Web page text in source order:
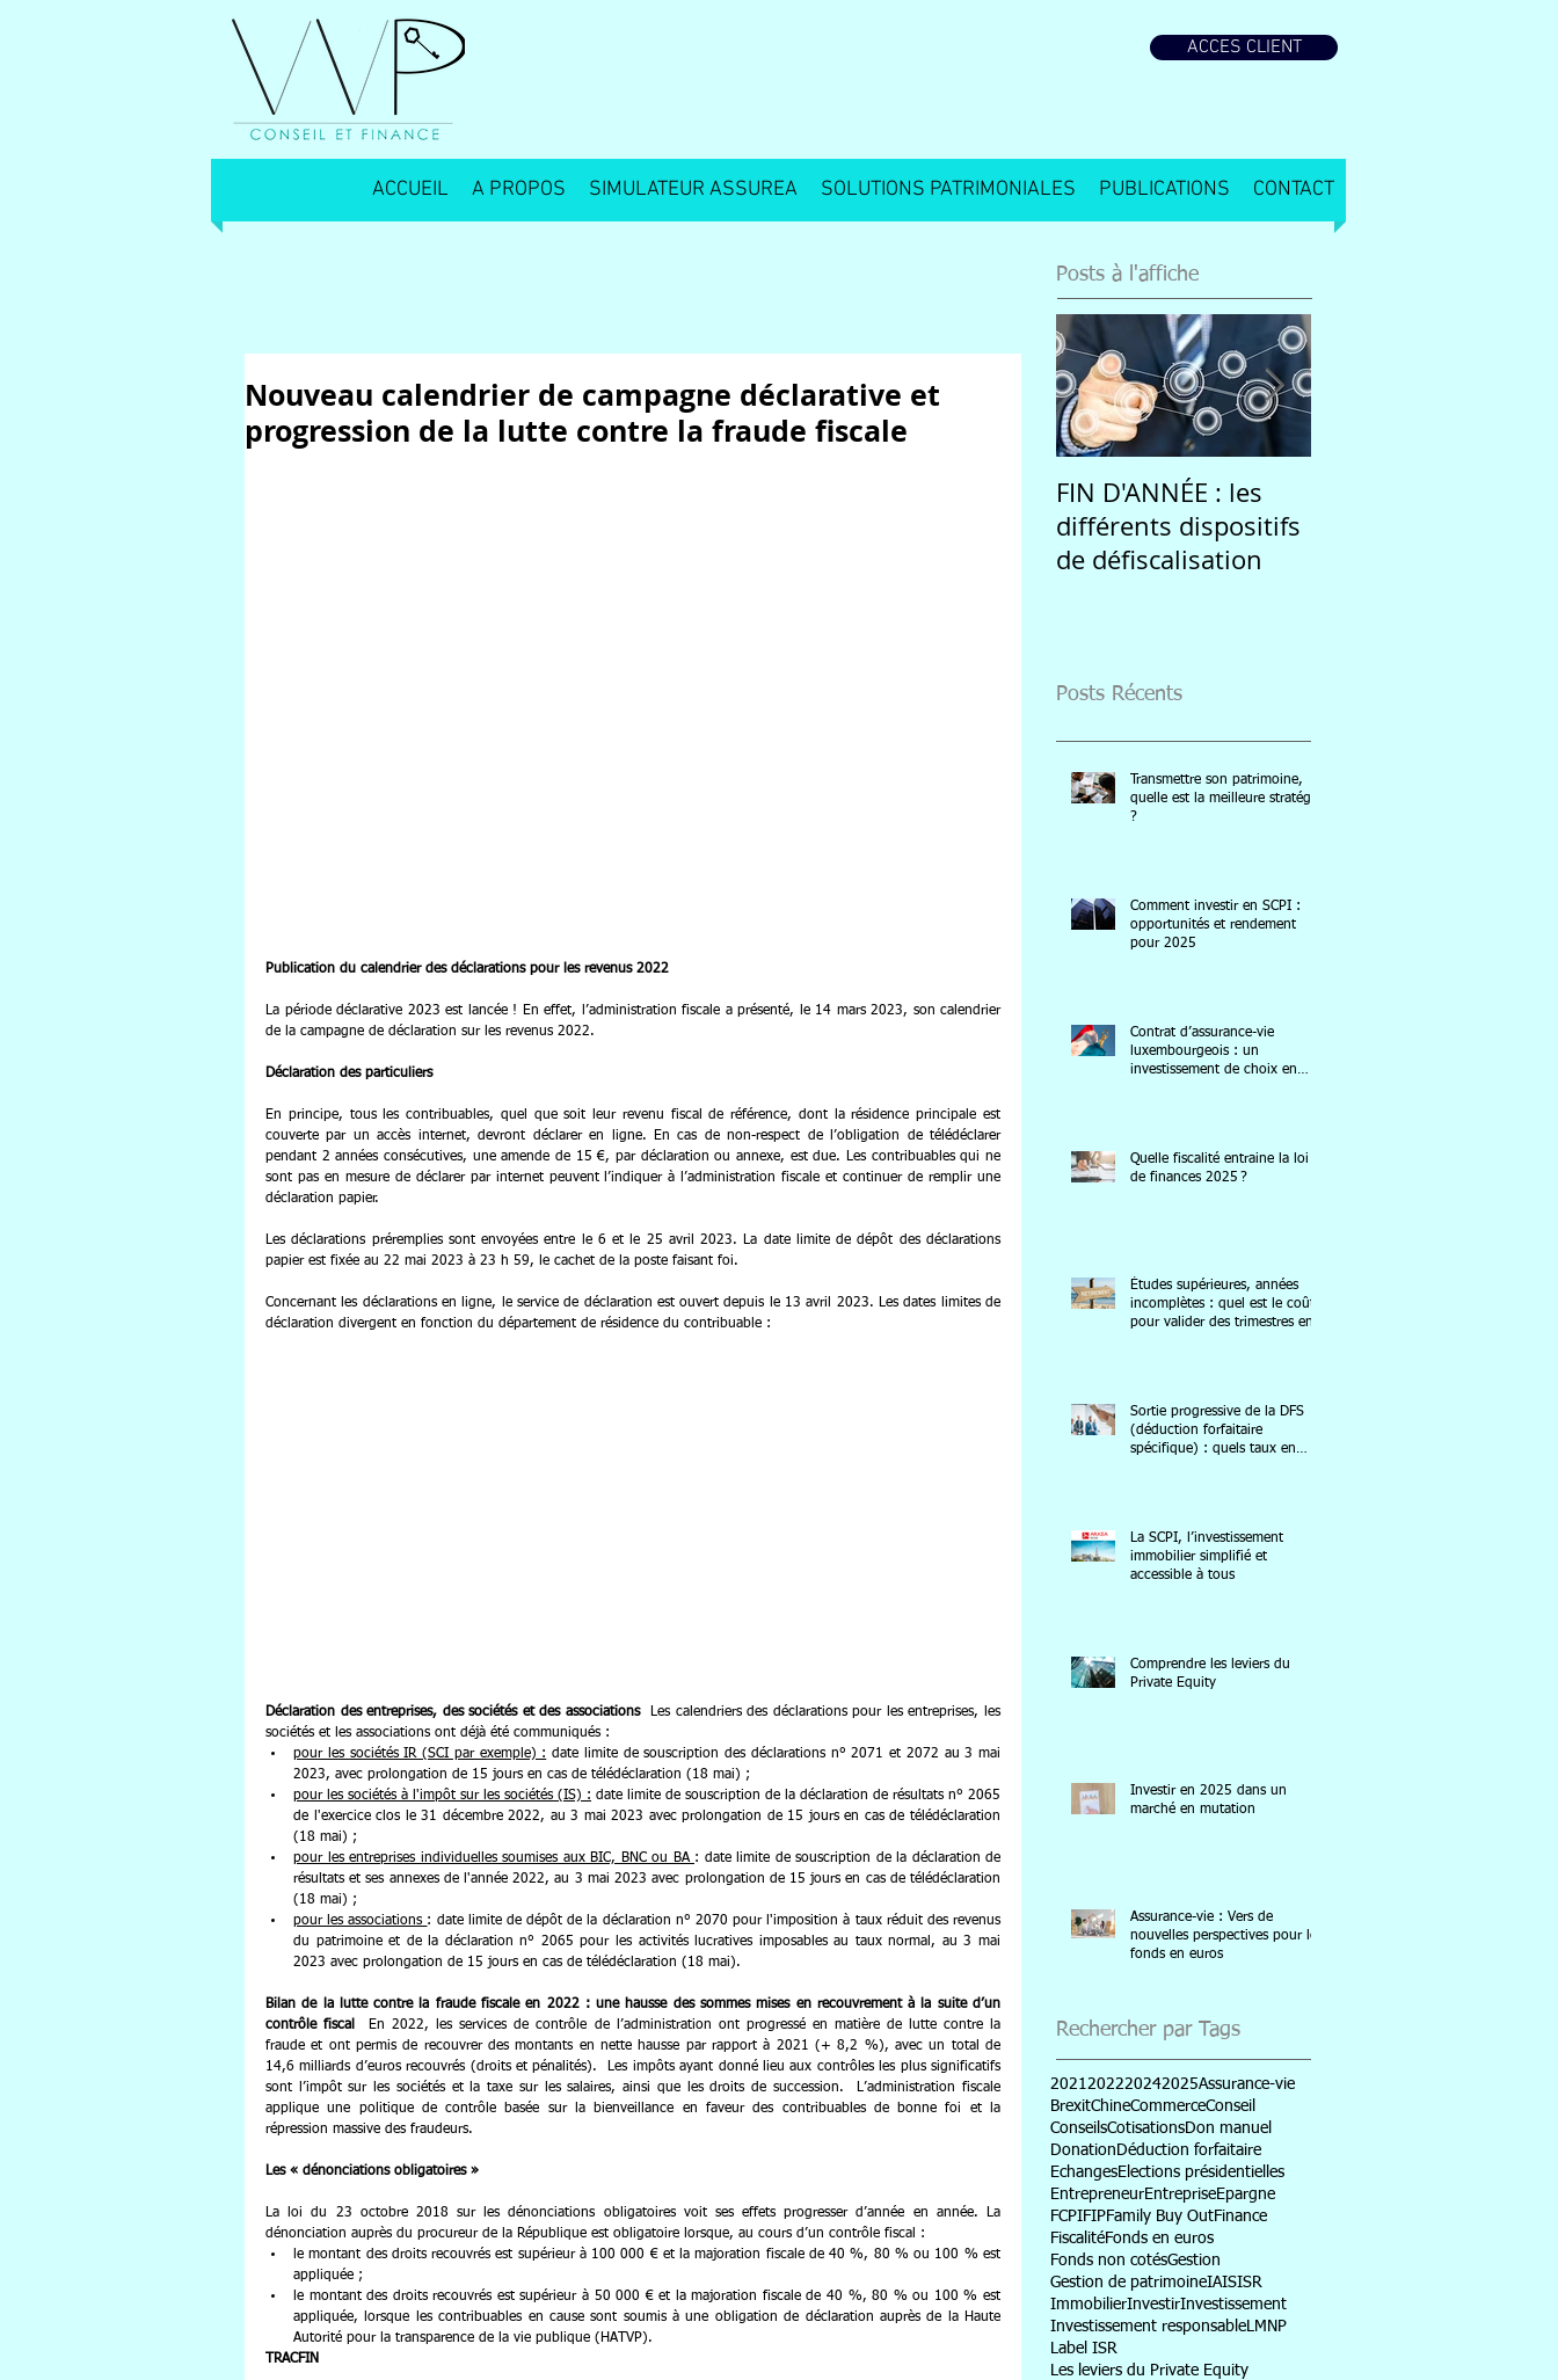
ACCES CLIENT
ACCUEIL A PROPOS SIMULATEUR ASSUREA SOLUTIONS PATRIMONIALES PUBLICATIONS CONTACT
Posts à l'affiche
Nouveau calendrier de campagne déclarative et
progression de la lutte contre la fraude fiscale
Publication du calendrier des déclarations pour les revenus 2022
La période déclarative 2023 est lancée ! En effet, l’administration fiscale a présenté, le 14 mars 2023, son calendrier
de la campagne de déclaration sur les revenus 2022.
Déclaration des particuliers
En principe, tous les contribuables, quel que soit leur revenu fiscal de référence, dont la résidence principale est
couverte par un accès internet, devront déclarer en ligne. En cas de non-respect de l’obligation de télédéclarer
pendant 2 années consécutives, une amende de 15 €, par déclaration ou annexe, est due. Les contribuables qui ne
sont pas en mesure de déclarer par internet peuvent l’indiquer à l’administration fiscale et continuer de remplir une
déclaration papier.
Les déclarations préremplies sont envoyées entre le 6 et le 25 avril 2023. La date limite de dépôt des déclarations
papier est fixée au 22 mai 2023 à 23 h 59, le cachet de la poste faisant foi.
Concernant les déclarations en ligne, le service de déclaration est ouvert depuis le 13 avril 2023. Les dates limites de
déclaration divergent en fonction du département de résidence du contribuable :
Déclaration des entreprises, des sociétés et des associations
  Les calendriers des déclarations pour les entreprises, les
sociétés et les associations ont déjà été communiqués :
pour les sociétés IR (SCI par exemple) : date limite de souscription des déclarations n° 2071 et 2072 au 3 mai
2023, avec prolongation de 15 jours en cas de télédéclaration (18 mai) ;
pour les sociétés à l'impôt sur les sociétés (IS) : date limite de souscription de la déclaration de résultats n° 2065
de l'exercice clos le 31 décembre 2022, au 3 mai 2023 avec prolongation de 15 jours en cas de télédéclaration
(18 mai) ;
pour les entreprises individuelles soumises aux BIC, BNC ou BA : date limite de souscription de la déclaration de
résultats et ses annexes de l'année 2022, au 3 mai 2023 avec prolongation de 15 jours en cas de télédéclaration
(18 mai) ;
pour les associations : date limite de dépôt de la déclaration n° 2070 pour l'imposition à taux réduit des revenus
du patrimoine et de la déclaration n° 2065 pour les activités lucratives imposables au taux normal, au 3 mai
2023 avec prolongation de 15 jours en cas de télédéclaration (18 mai).
Bilan de la lutte contre la fraude fiscale en 2022 : une hausse des sommes mises en recouvrement à la suite d’un
contrôle fiscal
  En 2022, les services de contrôle de l’administration ont progressé en matière de lutte contre la
fraude et ont permis de recouvrer des montants en nette hausse par rapport à 2021 (+ 8,2 %), avec un total de
14,6 milliards d’euros recouvrés (droits et pénalités).  Les impôts ayant donné lieu aux contrôles les plus significatifs
sont l’impôt sur les sociétés et la taxe sur les salaires, ainsi que les droits de succession.  L’administration fiscale
applique une politique de contrôle basée sur la bienveillance en faveur des contribuables de bonne foi et la
répression massive des fraudeurs.
Les « dénonciations obligatoires »
La loi du 23 octobre 2018 sur les dénonciations obligatoires voit ses effets progresser d’année en année. La
dénonciation auprès du procureur de la République est obligatoire lorsque, au cours d’un contrôle fiscal :
le montant des droits recouvrés est supérieur à 100 000 € et la majoration fiscale de 40 %, 80 % ou 100 % est
appliquée ;
le montant des droits recouvrés est supérieur à 50 000 € et la majoration fiscale de 40 %, 80 % ou 100 % est
appliquée, lorsque les contribuables en cause sont soumis à une obligation de déclaration auprès de la Haute
Autorité pour la transparence de la vie publique (HATVP).
TRACFIN
FIN D'ANNÉE : les
différents dispositifs
de défiscalisation
Posts Récents
Transmettre son patrimoine,
quelle est la meilleure stratégie
?
Comment investir en SCPI :
opportunités et rendement
pour 2025
Contrat d’assurance-vie
luxembourgeois : un
investissement de choix en
Quelle fiscalité entraine la loi
de finances 2025 ?
Études supérieures, années
incomplètes : quel est le coût
pour valider des trimestres en
Sortie progressive de la DFS
(déduction forfaitaire
spécifique) : quels taux en
La SCPI, l’investissement
immobilier simplifié et
accessible à tous
Comprendre les leviers du
Private Equity
Investir en 2025 dans un
marché en mutation
Assurance-vie : Vers de
nouvelles perspectives pour les
fonds en euros
Rechercher par Tags
2021 202220242025Assurance-vie
BrexitChineCommerceConseil
ConseilsCotisationsDon manuel
Donation Déduction forfaitaire
EchangesElections présidentielles
EntrepreneurEntrepriseEpargne
FCPIFIPFamily Buy OutFinance
FiscalitéFonds en euros
Fonds non cotésGestion
Gestion de patrimoineIAISISR
ImmobilierInvestirInvestissement
Investissement responsable LMNP
Label ISR
Les leviers du Private Equity